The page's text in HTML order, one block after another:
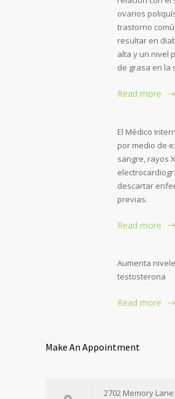
ovarios
trastorno
resultar en
alta y un nivel
de grasa en la
Read more
El Médico
por medio de
sangre, rayos
descartar
previas.
Read more
Aumenta
testosterona
Read more
Make An Appointment
2702 Memory Lane